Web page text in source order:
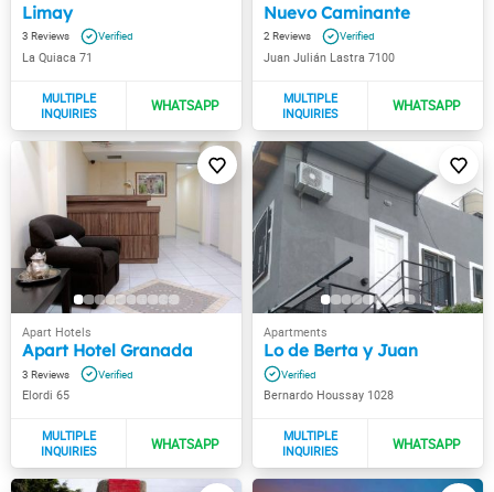
Limay
3
La Quiaca 71
Nuevo Caminante
2
Juan Julián Lastra 7100
Apart Hotel Granada
3
Elordi 65
Lo de Berta y Juan
Bernardo Houssay 1028